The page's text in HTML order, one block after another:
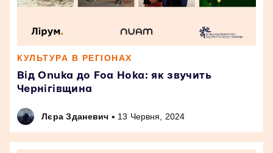
КУЛЬТУРА В РЕГІОНАХ
Від Onuka до Foa Hoka: як звучить
Чернігівщина
Лєра Зданевич • 13 Червня, 2024